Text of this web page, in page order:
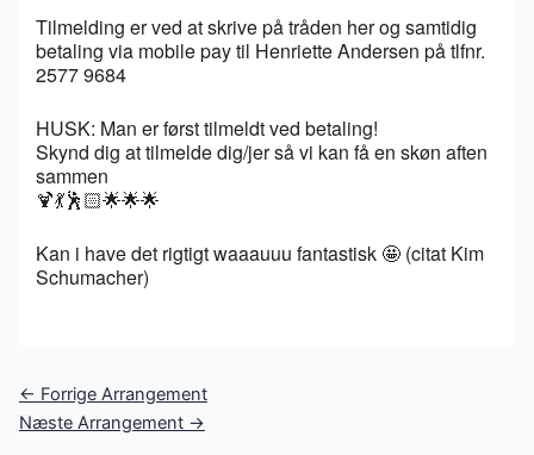
Tilmelding er ved at skrive på tråden her og samtidig
betaling via mobile pay til Henriette Andersen på tlfnr.
2577 9684
HUSK: Man er først tilmeldt ved betaling!
Skynd dig at tilmelde dig/jer så vi kan få en skøn aften
sammen
🍹💃🕺🏻🌟🌟🌟
Kan i have det rigtigt waaauuu fantastisk 🤩 (citat Kim
Schumacher)
Post
navigation
← Forrige Arrangement
Næste Arrangement →